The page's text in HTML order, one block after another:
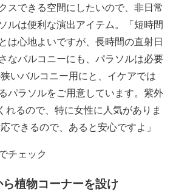
スできる空間にしたいので、非日常
ルは便利な演出アイテム。「短時間
は心地よいですが、長時間の直射日
なバルコニーにも、パラソルは必要
いバルコニー用にと、イケアでは
パラソルをご用意しています。紫外
れるので、特に女性に人気がありま
できるので、あると安心ですよ」
チェック
植物コーナーを設け